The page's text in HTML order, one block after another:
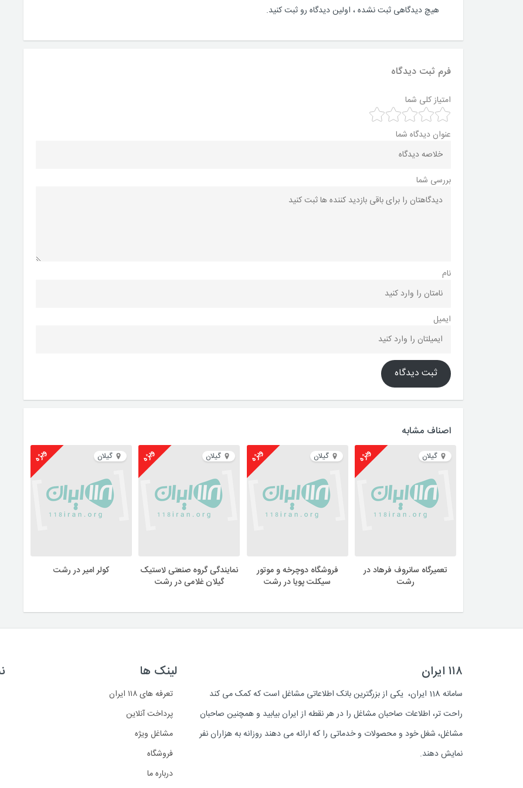
هیچ دیدگاهی ثبت نشده ، اولین دیدگاه رو ثبت کنید.
فرم ثبت دیدگاه
امتیاز کلی شما
عنوان دیدگاه شما
بررسی شما
نام
ایمیل
ثبت دیدگاه
اصناف مشابه
گیلان ویژه
تعمیرگاه سانروف فرهاد در
رشت
گیلان ویژه
فروشگاه دوچرخه و موتور
سیکلت پویا در رشت
گیلان ویژه
نمایندگی گروه صنعتی لاستیک
گیلان غلامی در رشت
گیلان ویژه
کولر امیر در رشت
۱۱۸ ایران
سامانه 118 ایران، یکی از بزرگترین بانک اطلاعاتی مشاغل است که کمک می کند
راحت تر، اطلاعات صاحبان مشاغل را در هر نقطه از ایران بیابید و همچنین صاحبان
مشاغل، شغل خود و محصولات و خدماتی را که ارائه می دهند روزانه به هزاران نفر
نمایش دهند.
لینک ها
تعرفه های ۱۱۸ ایران
پرداخت آنلاین
مشاغل ویژه
فروشگاه
درباره ما